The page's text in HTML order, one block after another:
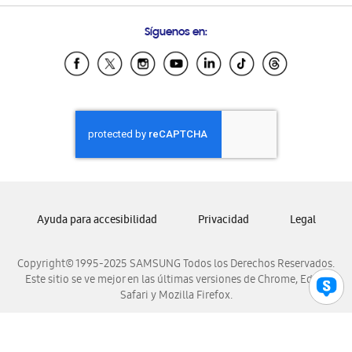
Samsung Ecuador
Samsung El Salvador
Samsung Honduras
Samsung Nicaragua
Samsung Panamá
Samsung Venezuela
Síguenos en:
Copyright© 1995-2025 SAMSUNG Todos los Derechos Reservados.
Este sitio se ve mejor en las últimas versiones de Chrome, Edge,
Safari y Mozilla Firefox.
Ayuda para accesibilidad Privacidad Legal